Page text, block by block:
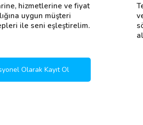
hizmetlerine ve fiyat
uygun müşteri
ile seni eşleştirelim.
Olarak Kayıt Ol